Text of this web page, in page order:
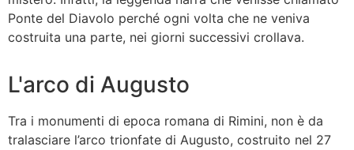
Ponte del Diavolo perché ogni volta che ne veniva
costruita una parte, nei giorni successivi crollava.
L'arco di Augusto
Tra i monumenti di epoca romana di Rimini, non è da
tralasciare l’arco trionfate di Augusto, costruito nel 27